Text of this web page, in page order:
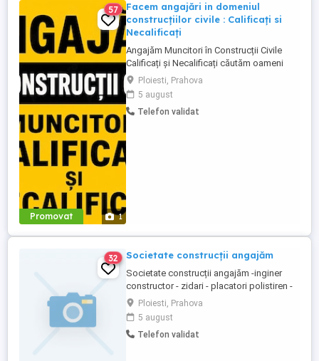
Promovat 1
57
Facem angajări in domeniul
construcțiilor civile : Calificați si
Necalificați
Angajăm Muncitori în Construcții Civile
Calificați și Necalificați căutăm oameni
serioși, responsabili și implicați pentru
lucrări de calitate. Posturi disponibile:
Muncitori Calificați Polivalenți (cu
experiență în domeniul construcțiilor)
Ploiesti, Prahova
5 august
Telefon validat
32 Societate construcții angajăm
Societate construcții angajăm -inginer
constructor - zidari - placatori polistiren -
dulgheri - faianțari - finisori - muncitori
necalificați -hidroizolatori -instalatori
Ploiesti, Prahova
5 august
Telefon validat